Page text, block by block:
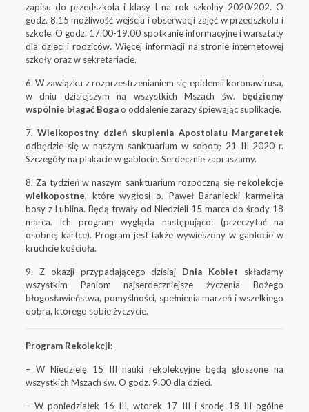
zapisu do przedszkola i klasy I na rok szkolny 2020/202. O
godz. 8.15 możliwość wejścia i obserwacji zajęć w przedszkolu i
szkole. O godz. 17.00-19.00 spotkanie informacyjne i warsztaty
dla dzieci i rodziców. Więcej informacji na stronie internetowej
szkoły oraz w sekretariacie.
6. W zawiązku z rozprzestrzenianiem się epidemii koronawirusa,
w dniu dzisiejszym na wszystkich Mszach św. będziemy
wspólnie błagać Bogao oddalenie zarazy śpiewając suplikacje.
7. Wielkopostny dzień skupienia Apostolatu Margaretek
odbędzie się w naszym sanktuarium w sobotę 21 III 2020 r.
Szczegóły na plakacie w gablocie. Serdecznie zapraszamy.
8. Za tydzień w naszym sanktuarium rozpoczną się rekolekcje
wielkopostne, które wygłosi o. Paweł Baraniecki karmelita
bosy z Lublina. Będą trwały od Niedzieli 15 marca do środy 18
marca. Ich program wygląda następująco: (przeczytać na
osobnej kartce). Program jest także wywieszony w gablocie w
kruchcie kościoła.
9. Z okazji przypadającego dzisiaj Dnia Kobiet składamy
wszystkim Paniom najserdeczniejsze życzenia Bożego
błogosławieństwa, pomyślności, spełnienia marzeń i wszelkiego
dobra, którego sobie życzycie.
Program Rekolekcji:
– W Niedzielę 15 III nauki rekolekcyjne będą głoszone na
wszystkich Mszach św. O godz. 9.00 dla dzieci.
– W poniedziałek 16 III, wtorek 17 III i środę 18 III ogólne